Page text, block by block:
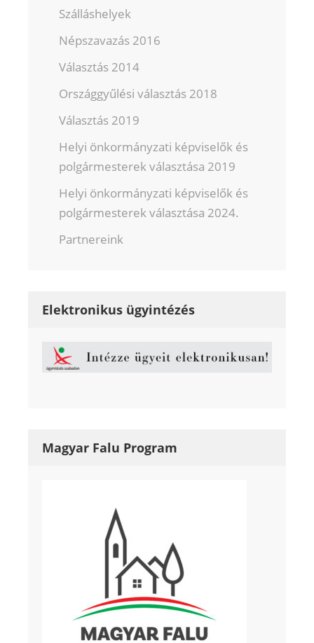
Szálláshelyek
Népszavazás 2016
Választás 2014
Országgyűlési választás 2018
Választás 2019
Helyi önkormányzati képviselők és
polgármesterek választása 2019
Helyi önkormányzati képviselők és
polgármesterek választása 2024.
Partnereink
Elektronikus ügyintézés
Magyar Falu Program